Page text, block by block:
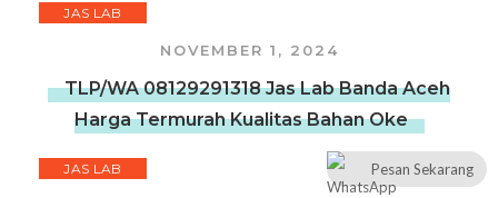
JAS LAB
NOVEMBER 1, 2024
TLP/WA 08129291318 Jas Lab Banda Aceh
Harga Termurah Kualitas Bahan Oke
JAS LAB Pesan Sekarang